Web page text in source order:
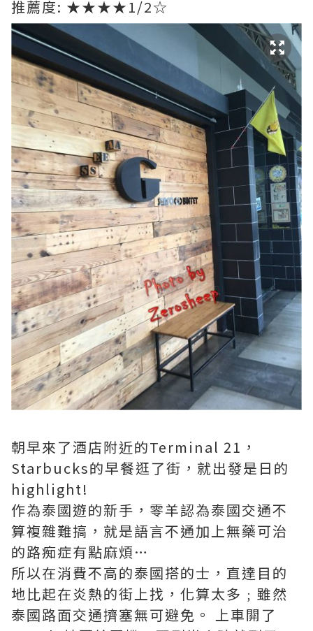
推薦度: ★★★★1/2☆
朝早來了酒店附近的Terminal 21，
Starbucks的早餐逛了街，就出發是日的
highlight!
作為泰國遊的新手，零羊認為泰國交通不
算複雜難搞，就是語言不通加上無藥可治
的路痴症有點麻煩…
所以在消費不高的泰國搭的士，直達目的
地比起在炎熱的街上找，化算太多﹔雖然
泰國路面交通擠塞無可避免。 上車閞了